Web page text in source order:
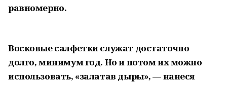
равномерно.
Восковые салфетки служат достаточно
долго, минимум год. Но и потом их можно
использовать, «залатав дыры», — нанеся